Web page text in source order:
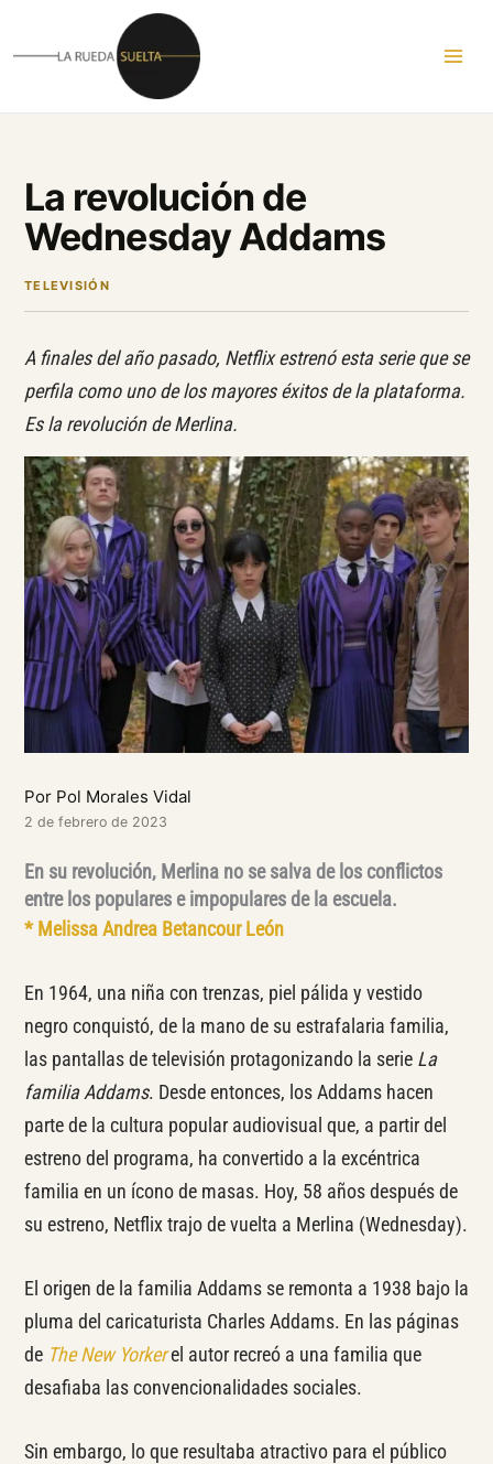
contenido
La revolución de
Wednesday Addams
TELEVISIÓN
A finales del año pasado, Netflix estrenó esta serie que se
perfila como uno de los mayores éxitos de la plataforma.
Es la revolución de Merlina.
Por Pol Morales Vidal
2 de febrero de 2023
En su revolución, Merlina no se salva de los conflictos
entre los populares e impopulares de la escuela.
* Melissa Andrea Betancour León
En 1964, una niña con trenzas, piel pálida y vestido
negro conquistó, de la mano de su estrafalaria familia,
las pantallas de televisión protagonizando la serie La
familia Addams. Desde entonces, los Addams hacen
parte de la cultura popular audiovisual que, a partir del
estreno del programa, ha convertido a la excéntrica
familia en un ícono de masas. Hoy, 58 años después de
su estreno, Netflix trajo de vuelta a Merlina (Wednesday).
El origen de la familia Addams se remonta a 1938 bajo la
pluma del caricaturista Charles Addams. En las páginas
de The New Yorkerel autor recreó a una familia que
desafiaba las convencionalidades sociales.
Sin embargo, lo que resultaba atractivo para el público